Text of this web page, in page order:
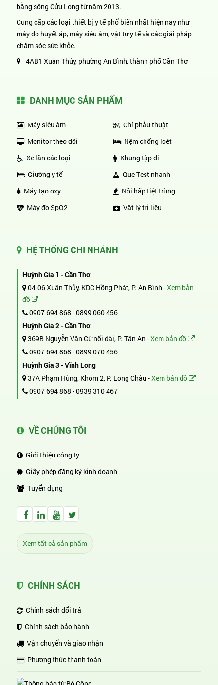
bằng sông Cửu Long từ năm 2013.
Cung cấp các loại thiết bị y tế phổ biến nhất hiện nay như
máy đo huyết áp, máy siêu âm, vật tư y tế và các giải pháp
chăm sóc sức khỏe.
4AB1 Xuân Thủy, phường An Bình, thành phố Cần Thơ
DANH MỤC SẢN PHẨM
Máy siêu âm
Monitor theo dõi
Xe lăn các loại
Giường y tế
Máy tạo oxy
Máy đo SpO2
Chỉ phẫu thuật
Nệm chống loét
Khung tập đi
Que Test nhanh
Nồi hấp tiệt trùng
Vật lý trị liệu
HỆ THỐNG CHI NHÁNH
Huỳnh Gia 1 - Cần Thơ
04-06 Xuân Thủy, KDC Hồng Phát, P. An Bình -Xem bản
đồ
0907 694 868 -0899 060 456
Huỳnh Gia 2 - Cần Thơ
369B Nguyễn Văn Cừ nối dài, P. Tân An -Xem bản đồ
0907 694 868 -0899 070 456
Huỳnh Gia 3 - Vĩnh Long
37A Phạm Hùng, Khóm 2, P. Long Châu -Xem bản đồ
0907 694 868 -0939 310 467
VỀ CHÚNG TÔI
Giới thiệu công ty
Giấy phép đăng ký kinh doanh
Tuyển dụng
Facebook Huỳnh Gia Alpha
LinkedIn Huỳnh Gia Alpha
YouTube Huỳnh Gia Alpha
Twitter Huỳnh Gia Alpha
Xem tất cả sản phẩm
CHÍNH SÁCH
Chính sách đổi trả
Chính sách bảo hành
Vận chuyển và giao nhận
Phương thức thanh toán